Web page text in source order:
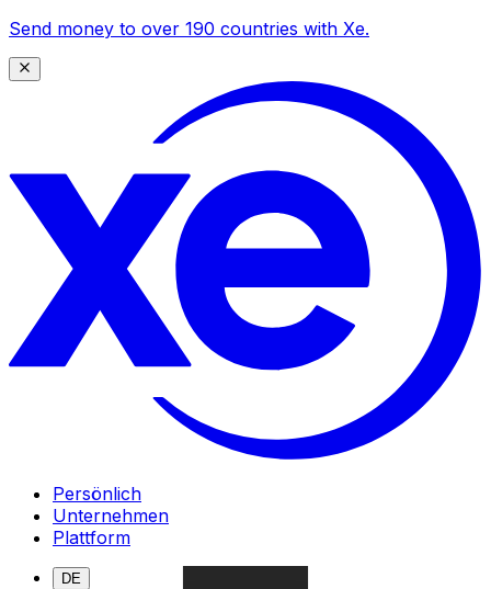
Send money to over 190 countries with Xe.
Persönlich
Unternehmen
Plattform
DE